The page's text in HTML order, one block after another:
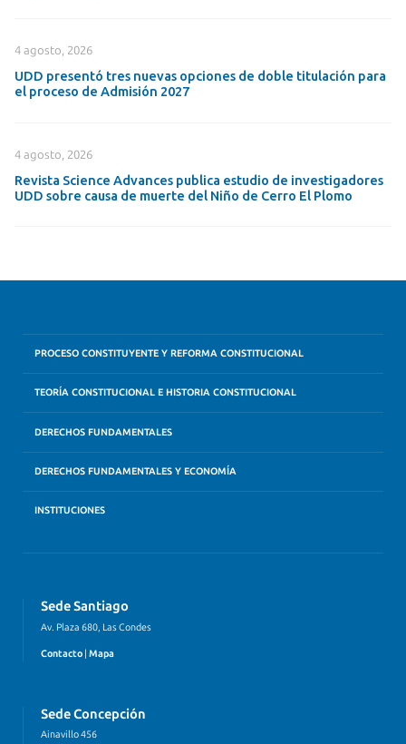
4 agosto, 2026
UDD presentó tres nuevas opciones de doble titulación para
el proceso de Admisión 2027
4 agosto, 2026
Revista Science Advances publica estudio de investigadores
UDD sobre causa de muerte del Niño de Cerro El Plomo
PROCESO CONSTITUYENTE Y REFORMA CONSTITUCIONAL
TEORÍA CONSTITUCIONAL E HISTORIA CONSTITUCIONAL
DERECHOS FUNDAMENTALES
DERECHOS FUNDAMENTALES Y ECONOMÍA
INSTITUCIONES
Sede Santiago
Av. Plaza 680, Las Condes
Contacto | Mapa
Sede Concepción
Ainavillo 456